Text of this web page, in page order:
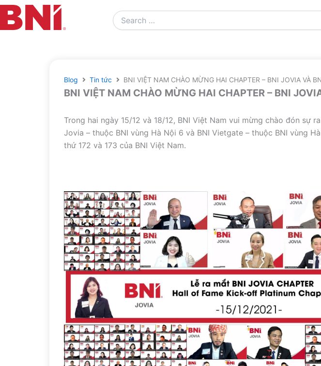
Search
…
Blog Tin tức BNI VIỆT NAM CHÀO MỪNG HAI CHAPTER – BNI JOVIA VÀ
BNI VIỆT NAM CHÀO MỪNG HAI CHAPTER – BNI
Trong hai ngày 15/12 và 18/12, BNI Việt Nam vui mừng chào đón sự
Jovia – thuộc BNI vùng Hà Nội 6 và BNI Vietgate – thuộc BNI vùng
thứ 172 và 173 của BNI Việt Nam.